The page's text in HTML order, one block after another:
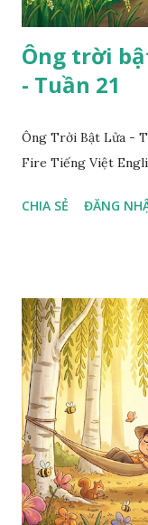
Ông trời
- Tuần 21
Ông Trời Bật Lửa -
Fire Tiếng Việt
CHIA SẺ ĐĂNG